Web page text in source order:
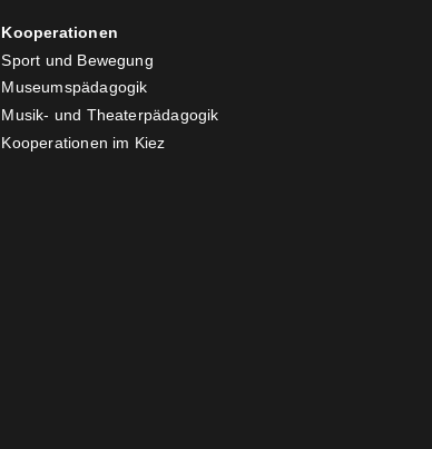
Kooperationen
Sport und Bewegung
Museumspädagogik
Musik- und Theaterpädagogik
Kooperationen im Kiez